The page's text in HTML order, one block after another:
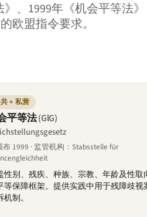
、1999年《机会平等法
欧盟指令要求。
+ 私营
平等法(GlG)
布 1999 · 监管机构：Stabsstelle für
性别、残疾、种族、宗教、年龄及性取
等保障框架。提供实践中用于残障歧视
制。